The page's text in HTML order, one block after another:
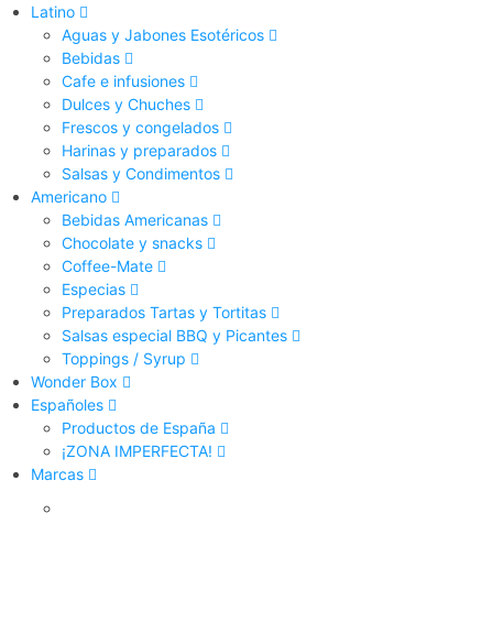
Latino
Aguas y Jabones Esotéricos
Bebidas
Cafe e infusiones
Dulces y Chuches
Frescos y congelados
Harinas y preparados
Salsas y Condimentos
Americano
Bebidas Americanas
Chocolate y snacks
Coffee-Mate
Especias
Preparados Tartas y Tortitas
Salsas especial BBQ y Picantes
Toppings / Syrup
Wonder Box
Españoles
Productos de España
¡ZONA IMPERFECTA!
Marcas